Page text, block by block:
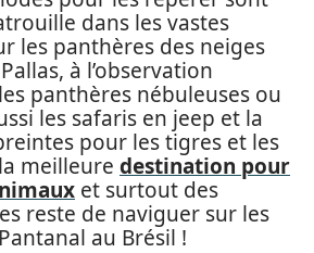
dans les vastes
les panthères des neiges
à l’observation
panthères nébuleuses ou
les safaris en jeep et la
pour les tigres et les
meilleure destination pour
et surtout des
reste de naviguer sur les
au Brésil !